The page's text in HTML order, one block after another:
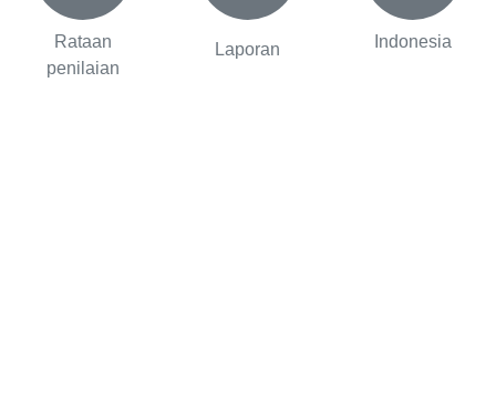
Rataan
penilaian
Laporan Indonesia